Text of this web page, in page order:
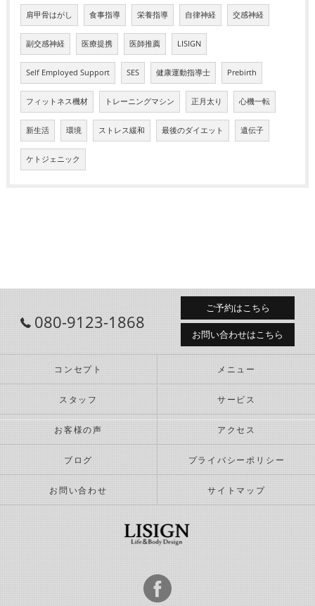
肩甲骨はがし 食事指導 栄養指導 自律神経 交感神経
副交感神経 医療提携 医師推薦 LISIGN
Self Employed Support SES 健康運動指導士 Prebirth
フィットネス機材 トレーニングマシン 正月太り 心機一転
新生活 環境 ストレス緩和 最後のダイエット 遺伝子
ケトジェニック
080-9123-1868
ご予約はこちら
お問い合わせはこちら
コンセプト メニュー
スタッフ サービス
お客様の声 アクセス
ブログ プライバシーポリシー
お問い合わせ サイトマップ